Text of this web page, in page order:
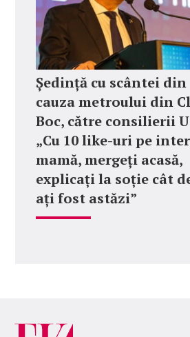
Ședință cu scântei din
cauza metroului din
Boc, către consilierii
„Cu 10 like-uri pe
mamă, mergeți acasă,
explicați la soție cât
ați fost astăzi”